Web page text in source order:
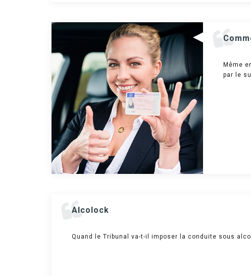
Même
par le
Alcolock
Quand le Tribunal va-t-il imposer la conduite sous